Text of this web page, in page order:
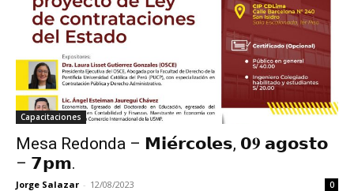
Capacitaciones
Mesa Redonda – 𝗠𝗶𝗲́𝗿𝗰𝗼𝗹𝗲𝘀, 𝟬𝟗 𝗮𝗴𝗼𝘀𝘁𝗼
– 𝟳𝗽𝗺.
Jorge Salazar - 12/08/2023 0